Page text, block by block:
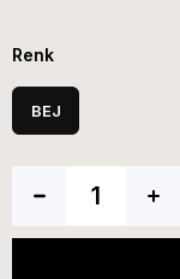
Renk
BEJ